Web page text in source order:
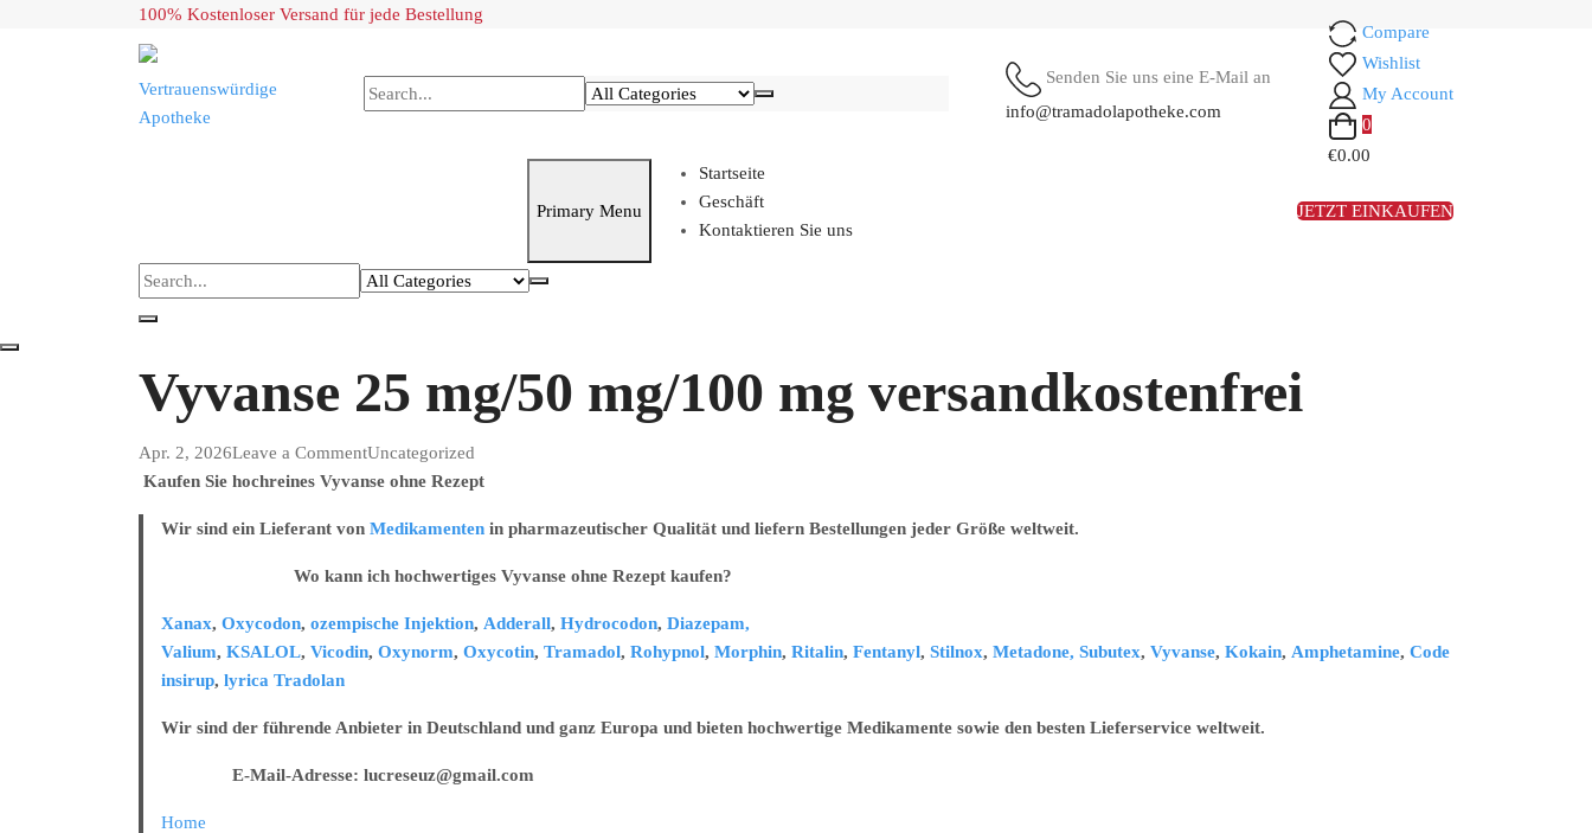
100% Kostenloser Versand für jede Bestellung
Vertrauenswürdige
Apotheke
Senden Sie uns eine E-Mail an
info@tramadolapotheke.com
Compare
Wishlist
My Account
0
€0.00
Primary Menu
Startseite
Geschäft
Kontaktieren Sie uns
JETZT EINKAUFEN
Vyvanse 25 mg/50 mg/100 mg versandkostenfrei
Apr. 2, 2026Leave a Commenton
Vyvanse
mg/50
mg/100
versandkostenfrei
Uncategorized
Kaufen Sie hochreines Vyvanse ohne Rezept
Wir sind ein Lieferant von Medikamentenin pharmazeutischer Qualität und liefern Bestellungen jeder Größe weltweit.
Wo kann ich hochwertiges Vyvanse ohne Rezept kaufen?
Xanax, Oxycodon, ozempische Injektion, Adderall, Hydrocodon, Diazepam,
Valium, KSALOL, Vicodin, Oxynorm, Oxycotin, Tramadol, Rohypnol, Morphin, Ritalin, Fentanyl, Stilnox, Metadone, Subutex, Vyvanse, Kokain, Amphetamine, Code
insirup, lyrica Tradolan
Wir sind der führende Anbieter in Deutschland und ganz Europa und bieten hochwertige Medikamente sowie den besten Lieferservice weltweit.
E-Mail-Adresse: lucreseuz@gmail.com
Home